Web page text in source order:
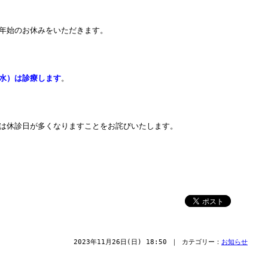
お休みをいただきます。
）は診療します。
診日が多くなりますことをお詫びいたします。
2023年11月26日(日) 18:50 ｜ カテゴリー： お知らせ